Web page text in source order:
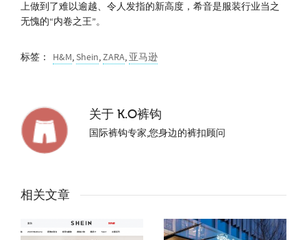
上做到了难以逾越、令人发指的新高度，希音是服装行业当之
无愧的“内卷之王”。
标签： H&M, Shein,ZARA,亚马逊
关于 K.O裤钩
国际裤钩专家,您身边的裤扣顾问
相关文章